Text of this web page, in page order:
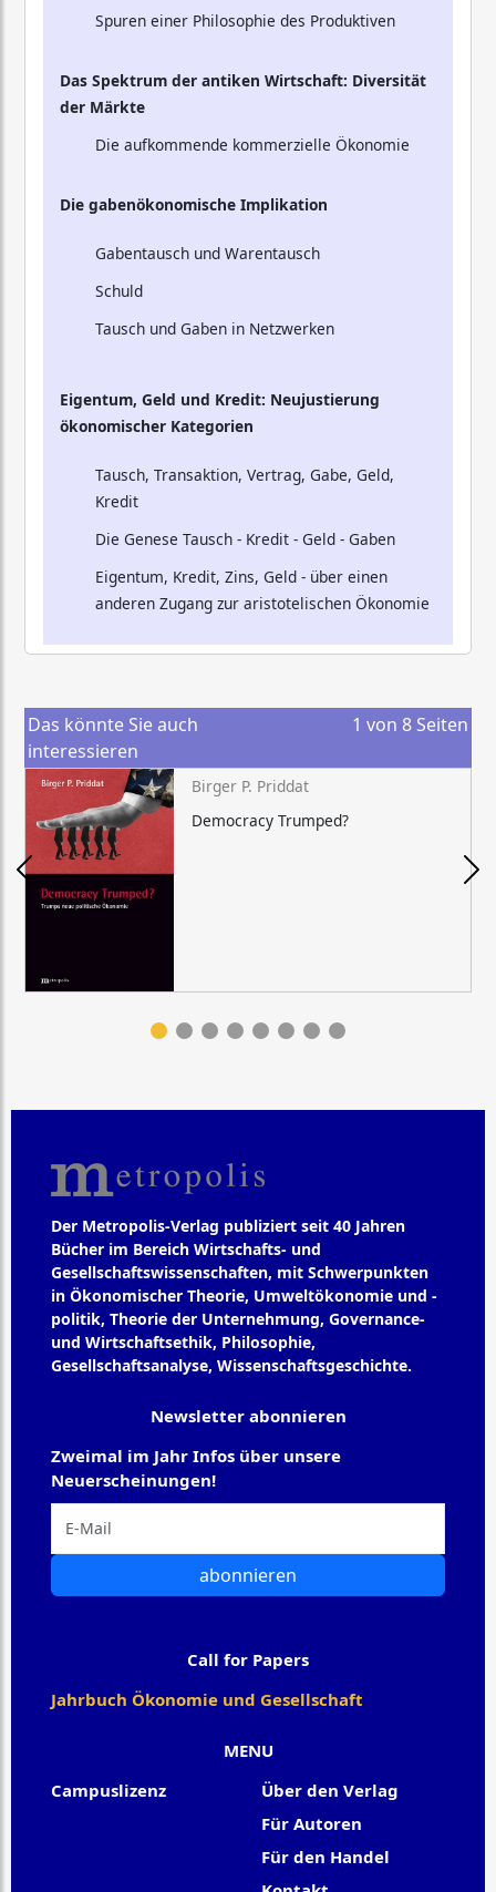
Spuren einer Philosophie des Produktiven
Das Spektrum der antiken Wirtschaft: Diversität
der Märkte
Die aufkommende kommerzielle Ökonomie
Die gabenökonomische Implikation
Gabentausch und Warentausch
Schuld
Tausch und Gaben in Netzwerken
Eigentum, Geld und Kredit: Neujustierung
ökonomischer Kategorien
Tausch, Transaktion, Vertrag, Gabe, Geld,
Kredit
Die Genese Tausch - Kredit - Geld - Gaben
Eigentum, Kredit, Zins, Geld - über einen
anderen Zugang zur aristotelischen Ökonomie
Das könnte Sie auch
interessieren
1 von 8 Seiten
Birger P. Priddat
Democracy Trumped?
Der Metropolis-Verlag publiziert seit 40 Jahren
Bücher im Bereich Wirtschafts- und
Gesellschaftswissenschaften, mit Schwerpunkten
in Ökonomischer Theorie, Umweltökonomie und -
politik, Theorie der Unternehmung, Governance-
und Wirtschaftsethik, Philosophie,
Gesellschaftsanalyse, Wissenschaftsgeschichte.
MENU
Campuslizenz
Über den Verlag
Für Autoren
Für den Handel
Newsletter abonnieren
Zweimal im Jahr Infos über unsere
Neuerscheinungen!
abonnieren
Call for Papers
Jahrbuch Ökonomie und Gesellschaft